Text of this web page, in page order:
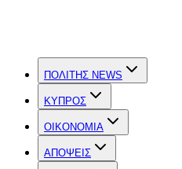
ΠΟΛΙΤΗΣ NEWS
ΚΥΠΡΟΣ
OIKONOMIA
ΑΠΟΨΕΙΣ